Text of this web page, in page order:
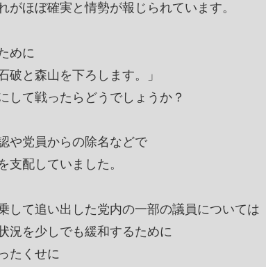
がほぼ確実と情勢が報じられています。
めに
破と森山を下ろします。」
して戦ったらどうでしょうか？
や党員からの除名などで
支配していました。
して追い出した党内の一部の議員については
況を少しでも緩和するために
たくせに